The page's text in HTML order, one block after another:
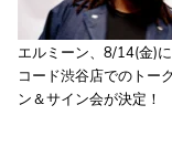
エルミーン、8/14(金)
コード渋谷店でのトー
ン＆サイン会が決定！